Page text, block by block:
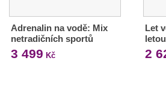
Adrenalin na vodě: Mix
netradičních sportů
3 499 Kč
Let
2